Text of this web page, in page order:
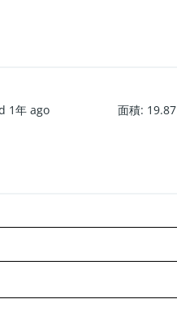
1年 ago 面積: 19.87